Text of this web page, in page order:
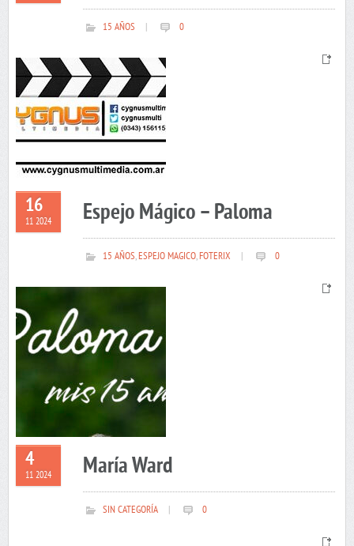
15 AÑOS 0
16
11 2024 Espejo Mágico – Paloma
15 AÑOS,ESPEJO MAGICO,FOTERIX 0
4
11 2024 María Ward
SIN CATEGORÍA 0